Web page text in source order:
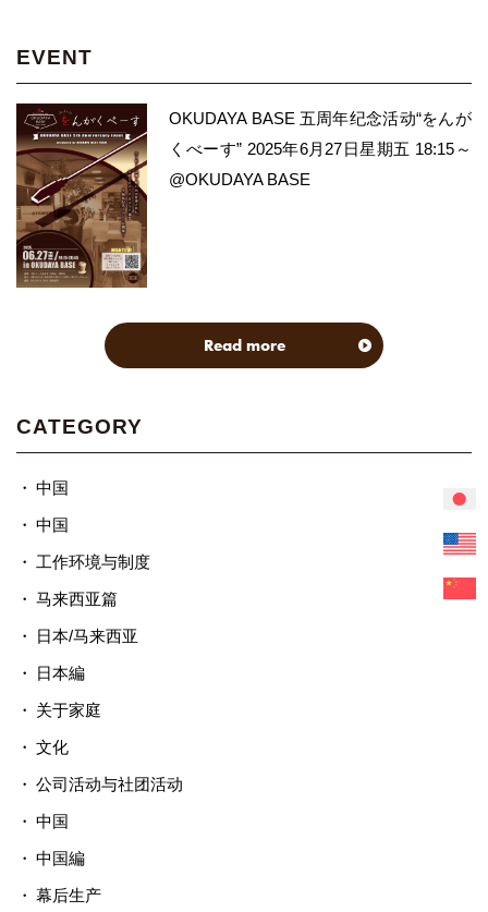
EVENT
OKUDAYA BASE 五周年纪念活动“をんが
くべーす” 2025年6月27日星期五 18:15～
@OKUDAYA BASE
Read more
CATEGORY
中国
中国
工作环境与制度
马来西亚篇
日本/马来西亚
日本編
关于家庭
文化
公司活动与社团活动
中国
中国編
幕后生产